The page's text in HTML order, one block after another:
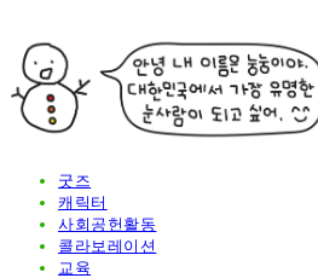
굿즈
캐릭터
사회공헌활동
콜라보레이션
교육